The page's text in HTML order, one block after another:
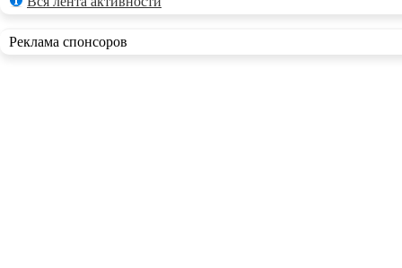
Реклама спонсоров